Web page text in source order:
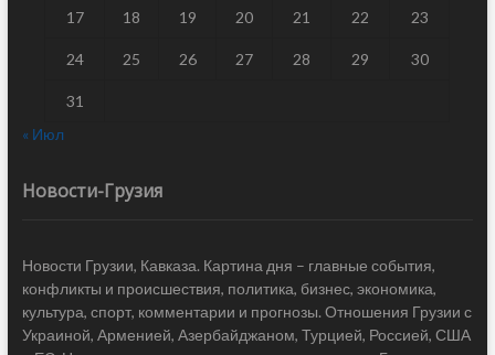
17 18 19 20 21 22 23
24 25 26 27 28 29 30
31
« Июл
Новости-Грузия
Новости Грузии, Кавказа. Картина дня – главные события,
конфликты и происшествия, политика, бизнес, экономика,
культура, спорт, комментарии и прогнозы. Отношения Грузии с
Украиной, Арменией, Азербайджаном, Турцией, Россией, США